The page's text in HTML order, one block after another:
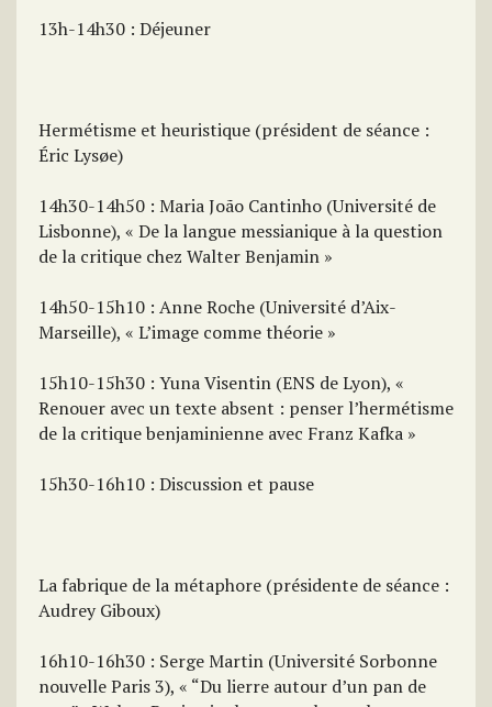
13h-14h30 : Déjeuner
Hermétisme et heuristique (président de séance :
Éric Lysøe)
14h30-14h50 : Maria João Cantinho (Université de
Lisbonne), « De la langue messianique à la question
de la critique chez Walter Benjamin »
14h50-15h10 : Anne Roche (Université d’Aix-
Marseille), « L’image comme théorie »
15h10-15h30 : Yuna Visentin (ENS de Lyon), «
Renouer avec un texte absent : penser l’hermétisme
de la critique benjaminienne avec Franz Kafka »
15h30-16h10 : Discussion et pause
La fabrique de la métaphore (présidente de séance :
Audrey Giboux)
16h10-16h30 : Serge Martin (Université Sorbonne
nouvelle Paris 3), « “Du lierre autour d’un pan de